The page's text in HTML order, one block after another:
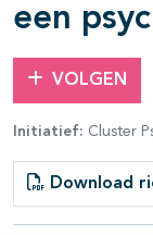
een
VOLGEN
Initiatief: Cluster
Download